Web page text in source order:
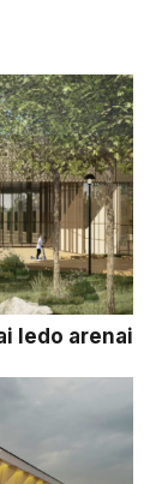
ledo arenai